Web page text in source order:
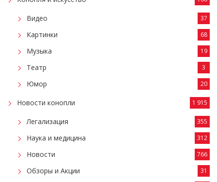
Видео 37
Картинки 68
Музыка 19
Театр 3
Юмор 20
Новости конопли 1 915
Легализация 355
Наука и медицина 312
Новости 766
Обзоры и Акции 31